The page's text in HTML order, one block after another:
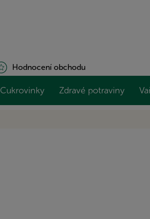
Hodnocení obchodu
Cukrovinky Zdravé potraviny